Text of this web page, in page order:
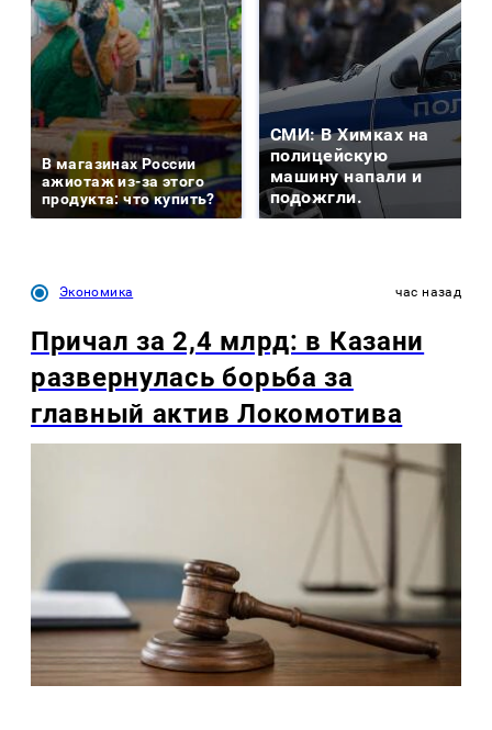
В магазинах России
ажиотаж из-за этого
продукта: что купить?
СМИ: В Химках на
полицейскую
машину напали и
подожгли.
Экономика час назад
Причал за 2,4 млрд: в Казани
развернулась борьба за
главный актив Локомотива